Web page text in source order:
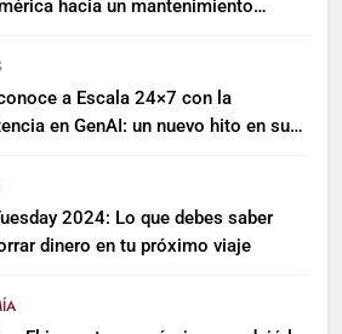
hacia un mantenimiento
a Escala 24×7 con la
en GenAI: un nuevo hito en su
2024: Lo que debes saber
dinero en tu próximo viaje